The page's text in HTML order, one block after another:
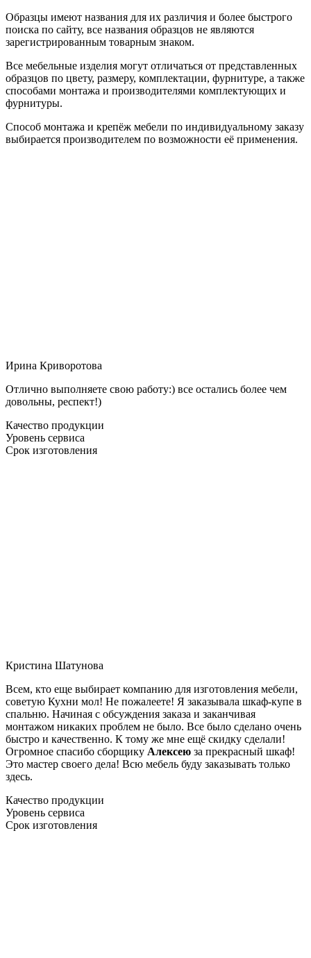
Образцы имеют названия для их различия и более быстрого
поиска по сайту, все названия образцов не являются
зарегистрированным товарным знаком.
Все мебельные изделия могут отличаться от представленных
образцов по цвету, размеру, комплектации, фурнитуре, а также
способами монтажа и производителями комплектующих и
фурнитуры.
Способ монтажа и крепёж мебели по индивидуальному заказу
выбирается производителем по возможности её применения.
Ирина Криворотова
Отлично выполняете свою работу:) все остались более чем
довольны, респект!)
Качество продукции
Уровень сервиса
Срок изготовления
Кристина Шатунова
Всем, кто еще выбирает компанию для изготовления мебели,
советую Кухни мол! Не пожалеете! Я заказывала шкаф-купе в
спальню. Начиная с обсуждения заказа и заканчивая
монтажом никаких проблем не было. Все было сделано очень
быстро и качественно. К тому же мне ещё скидку сделали!
Огромное спасибо сборщику Алексею за прекрасный шкаф!
Это мастер своего дела! Всю мебель буду заказывать только
здесь.
Качество продукции
Уровень сервиса
Срок изготовления